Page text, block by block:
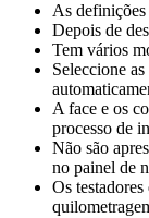
As definições
Depois de
Tem vários
Seleccione
A face e os
processo de
Não são
no painel de
Os